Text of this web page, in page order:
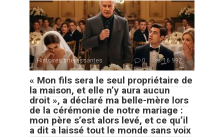
Histoires Intéressantes 0 16 992
« Mon fils sera le seul propriétaire de
la maison, et elle n’y aura aucun
droit », a déclaré ma belle-mère lors
de la cérémonie de notre mariage :
mon père s’est alors levé, et ce qu’il
a dit a laissé tout le monde sans voix